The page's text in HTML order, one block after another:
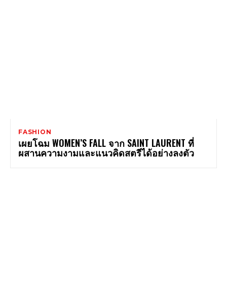
FASHION
เผยโฉม WOMEN’S FALL จาก SAINT LAURENT ที่
ผสานความงามและแนวคิดสตรีได้อย่างลงตัว